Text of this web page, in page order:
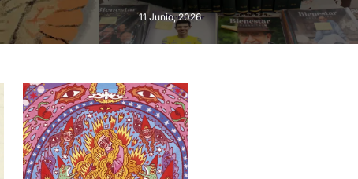
11 Junio, 2026